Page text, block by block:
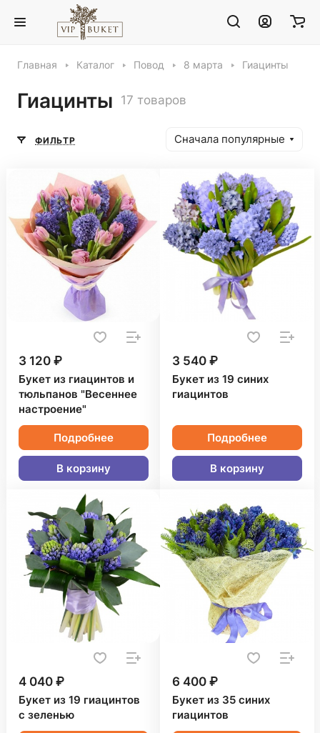
Главная Каталог Повод 8 марта Гиацинты
Гиацинты 17 товаров
ФИЛЬТР Сначала популярные
3 120 ₽
Букет из гиацинтов и
тюльпанов "Весеннее
настроение"
Подробнее
В корзину
3 540 ₽
Букет из 19 синих
гиацинтов
Подробнее
В корзину
4 040 ₽
Букет из 19 гиацинтов
с зеленью
6 400 ₽
Букет из 35 синих
гиацинтов